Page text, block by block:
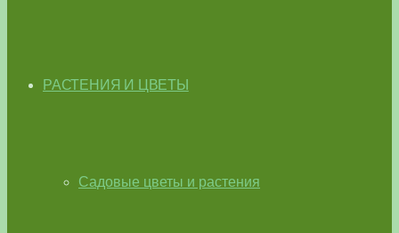
РАСТЕНИЯ И ЦВЕТЫ
Садовые цветы и растения